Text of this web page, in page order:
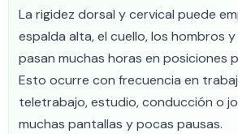
La rigidez dorsal y cervical puede
espalda alta, el cuello, los hombros
pasan muchas horas en posiciones
Esto ocurre con frecuencia en
teletrabajo, estudio, conducción o
muchas pantallas y pocas pausas.